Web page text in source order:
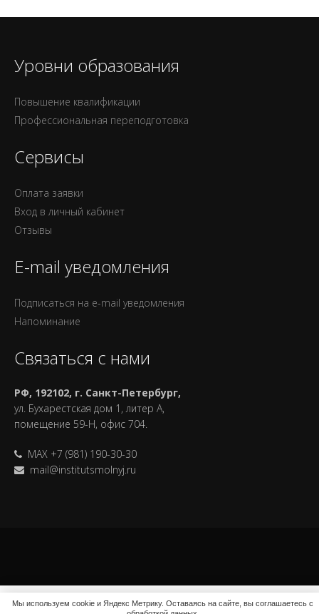
Уровни образования
Повышение квалификации
Профессиональная переподготовка
Сервисы
Оплата заявки
Вход в личный кабинет
Отзывы
E-mail уведомления
Подписаться на e-mail уведомления
Напоминание
Связаться с нами
РФ, 192102, г. Санкт-Петербург,
ул. Бухарестская дом 1, литер А,
помещение 59-Н, офис 704.
MAX +7 (981) 190-30-30
mail@institutsmolnyj.ru
Мы используем cookie и Яндекс Метрику. Оставаясь на сайте, вы соглашаетесь с